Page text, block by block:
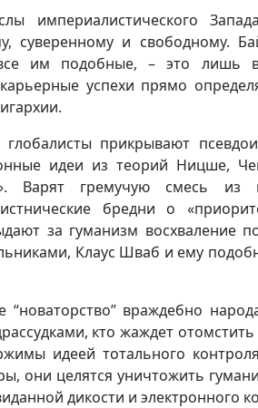
империалистического
суверенному и
им подобные, – это лишь
успехи прямо
глобалисты прикрывают
идеи из теорий Ницше,
Варят гремучую смесь из
бредни о
за гуманизм восхваление
Клаус Шваб и ему
“новаторство” враждебно
кто жаждет
идеей тотального
они целятся уничтожить
дикости и электронного